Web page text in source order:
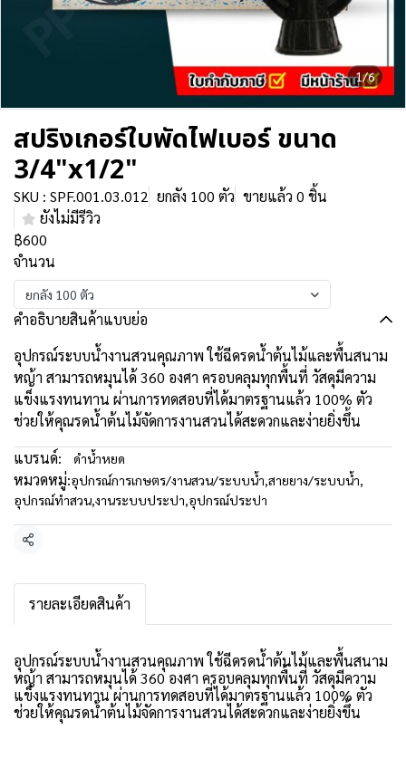
1/6
สปริงเกอร์ใบพัดไฟเบอร์ ขนาด
3/4"x1/2"
SKU : SPF.001.03.012 ยกลัง 100 ตัว ขายแล้ว 0 ชิ้น
ยังไม่มีรีวิว
฿600
จำนวน
ยกลัง 100 ตัว
คำอธิบายสินค้าแบบย่อ
อุปกรณ์ระบบน้ำงานสวนคุณภาพ ใช้ฉีดรดน้ำต้นไม้และพื้นสนาม
หญ้า สามารถหมุนได้ 360 องศา ครอบคลุมทุกพื้นที่ วัสดุมีความ
แข็งแรงทนทาน ผ่านการทดสอบที่ได้มาตรฐานแล้ว 100% ตัว
ช่วยให้คุณรดน้ำต้นไม้จัดการงานสวนได้สะดวกและง่ายยิ่งขึ้น
แบรนด์:
ดำน้ำหยด
หมวดหมู่:อุปกรณ์การเกษตร/งานสวน/ระบบน้ำ,สายยาง/ระบบน้ำ,
อุปกรณ์ทำสวน,งานระบบประปา,อุปกรณ์ประปา
แชร์
รายละเอียดสินค้า
อุปกรณ์ระบบน้ำงานสวนคุณภาพ ใช้ฉีดรดน้ำต้นไม้และพื้นสนาม
หญ้า สามารถหมุนได้ 360 องศา ครอบคลุมทุกพื้นที่ วัสดุมีความ
แข็งแรงทนทาน ผ่านการทดสอบที่ได้มาตรฐานแล้ว 100% ตัว
ช่วยให้คุณรดน้ำต้นไม้จัดการงานสวนได้สะดวกและง่ายยิ่งขึ้น